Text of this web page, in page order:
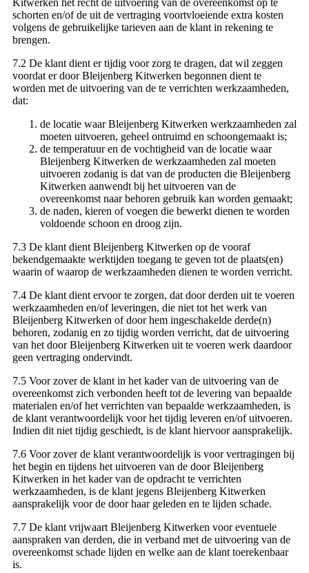
Kitwerken het recht de uitvoering van de overeenkomst op te
schorten en/of de uit de vertraging voortvloeiende extra kosten
volgens de gebruikelijke tarieven aan de klant in rekening te
brengen.
7.2 De klant dient er tijdig voor zorg te dragen, dat wil zeggen
voordat er door Bleijenberg Kitwerken begonnen dient te
worden met de uitvoering van de te verrichten werkzaamheden,
dat:
de locatie waar Bleijenberg Kitwerken werkzaamheden zal
moeten uitvoeren, geheel ontruimd en schoongemaakt is;
de temperatuur en de vochtigheid van de locatie waar
Bleijenberg Kitwerken de werkzaamheden zal moeten
uitvoeren zodanig is dat van de producten die Bleijenberg
Kitwerken aanwendt bij het uitvoeren van de
overeenkomst naar behoren gebruik kan worden gemaakt;
de naden, kieren of voegen die bewerkt dienen te worden
voldoende schoon en droog zijn.
7.3 De klant dient Bleijenberg Kitwerken op de vooraf
bekendgemaakte werktijden toegang te geven tot de plaats(en)
waarin of waarop de werkzaamheden dienen te worden verricht.
7.4 De klant dient ervoor te zorgen, dat door derden uit te voeren
werkzaamheden en/of leveringen, die niet tot het werk van
Bleijenberg Kitwerken of door hem ingeschakelde derde(n)
behoren, zodanig en zo tijdig worden verricht, dat de uitvoering
van het door Bleijenberg Kitwerken uit te voeren werk daardoor
geen vertraging ondervindt.
7.5 Voor zover de klant in het kader van de uitvoering van de
overeenkomst zich verbonden heeft tot de levering van bepaalde
materialen en/of het verrichten van bepaalde werkzaamheden, is
de klant verantwoordelijk voor het tijdig leveren en/of uitvoeren.
Indien dit niet tijdig geschiedt, is de klant hiervoor aansprakelijk.
7.6 Voor zover de klant verantwoordelijk is voor vertragingen bij
het begin en tijdens het uitvoeren van de door Bleijenberg
Kitwerken in het kader van de opdracht te verrichten
werkzaamheden, is de klant jegens Bleijenberg Kitwerken
aansprakelijk voor de door haar geleden en te lijden schade.
7.7 De klant vrijwaart Bleijenberg Kitwerken voor eventuele
aanspraken van derden, die in verband met de uitvoering van de
overeenkomst schade lijden en welke aan de klant toerekenbaar
is.